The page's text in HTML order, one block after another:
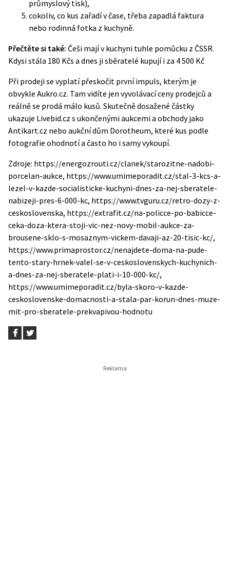
průmyslový tisk),
cokoliv, co kus zařadí v čase, třeba zapadlá faktura
nebo rodinná fotka z kuchyně.
Přečtěte si také: Češi mají v kuchyni tuhle pomůcku z ČSSR.
Kdysi stála 180 Kčs a dnes ji sběratelé kupují i za 4 500 Kč
Při prodeji se vyplatí přeskočit první impuls, kterým je
obvykle Aukro.cz. Tam vidíte jen vyvolávací ceny prodejců a
reálně se prodá málo kusů. Skutečně dosažené částky
ukazuje Livebid.cz s ukončenými aukcemi a obchody jako
Antikart.cz nebo aukční dům Dorotheum, které kus podle
fotografie ohodnotí a často ho i samy vykoupí.
Zdroje: https://energozrouti.cz/clanek/starozitne-nadobi-
porcelan-aukce, https://www.umimeporadit.cz/stal-3-kcs-a-
lezel-v-kazde-socialisticke-kuchyni-dnes-za-nej-sberatele-
nabizeji-pres-6-000-kc, https://www.tvguru.cz/retro-dozy-z-
ceskoslovenska, https://extrafit.cz/na-policce-po-babicce-
ceka-doza-ktera-stoji-vic-nez-novy-mobil-aukce-za-
brousene-sklo-s-mosaznym-vickem-davaji-az-20-tisic-kc/,
https://www.primaprostor.cz/nenajdete-doma-na-pude-
tento-stary-hrnek-valel-se-v-ceskoslovenskych-kuchynich-
a-dnes-za-nej-sberatele-plati-i-10-000-kc/,
https://www.umimeporadit.cz/byla-skoro-v-kazde-
ceskoslovenske-domacnosti-a-stala-par-korun-dnes-muze-
mit-pro-sberatele-prekvapivou-hodnotu